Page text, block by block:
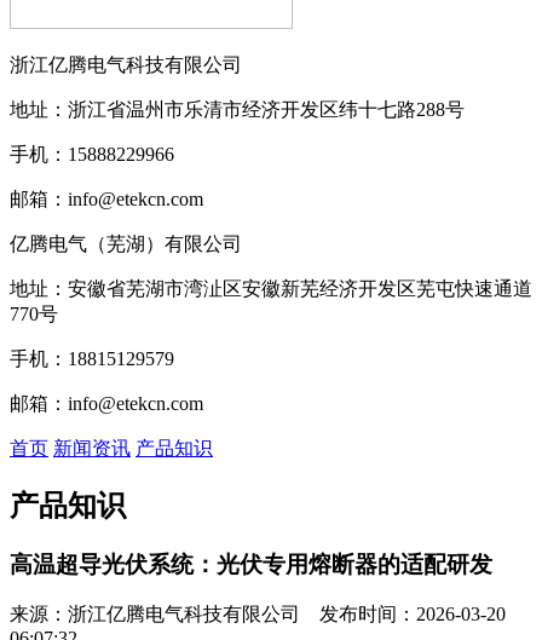
浙江亿腾电气科技有限公司
地址：浙江省温州市乐清市经济开发区纬⼗七路288号
手机：15888229966
邮箱：info@etekcn.com
亿腾电气（芜湖）有限公司
地址：安徽省芜湖市湾沚区安徽新芜经济开发区芜屯快速通道
770号
手机：18815129579
邮箱：info@etekcn.com
首页 新闻资讯 产品知识
产品知识
高温超导光伏系统：光伏专用熔断器的适配研发
来源：浙江亿腾电气科技有限公司 发布时间：2026-03-20